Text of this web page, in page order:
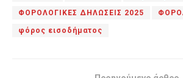
ΦΟΡΟΛΟΓΙΚΕΣ ΔΗΛΩΣΕΙΣ 2025
φόρος εισοδήματος